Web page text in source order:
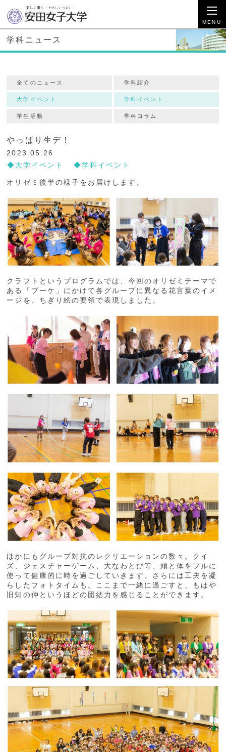
学科ニュース
全てのニュース 学科紹介
大学イベント 学科イベント
学生活動 学科コラム
やっぱり生デ！
2023.05.26
大学イベント
学科イベント
オリゼミ後半の様子をお届けします。
クラフトというプログラムでは、今回のオリゼミテーマで
ある「ブーケ」にかけて各グループに異なる花言葉のイメ
ージを、ちぎり絵の要領で表現しました。
ほかにもグループ対抗のレクリエーションの数々。クイ
ズ、ジェスチャーゲーム、大なわとび等、頭と体をフルに
使って健康的に時を過ごしていきます。さらには工夫を凝
らしたフォトタイムも。ここまで一緒に過ごすと、もはや
旧知の仲というほどの団結力を感じることができます。